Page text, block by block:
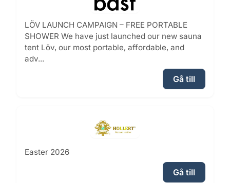
LÖV LAUNCH CAMPAIGN – FREE PORTABLE
SHOWER We have just launched our new sauna
tent Löv, our most portable, affordable, and
adv...
Gå till
Easter 2026
Gå till